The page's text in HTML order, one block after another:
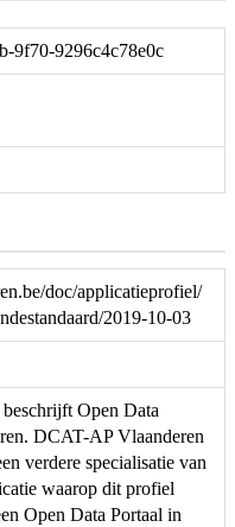
9f70-9296c4c78e0c
doc/applicatieprofiel/
2019-10-03
Open Data
DCAT-AP Vlaanderen
verdere specialisatie van
waarop dit profiel
Open Data Portaal in